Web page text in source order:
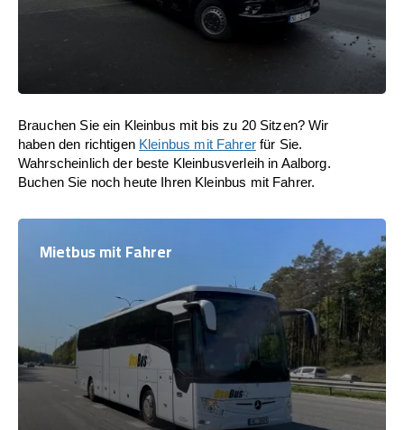
Brauchen Sie ein Kleinbus mit bis zu 20 Sitzen? Wir
haben den richtigen Kleinbus mit Fahrerfür Sie.
Wahrscheinlich der beste Kleinbusverleih in Aalborg.
Buchen Sie noch heute Ihren Kleinbus mit Fahrer.
Mietbus mit Fahrer